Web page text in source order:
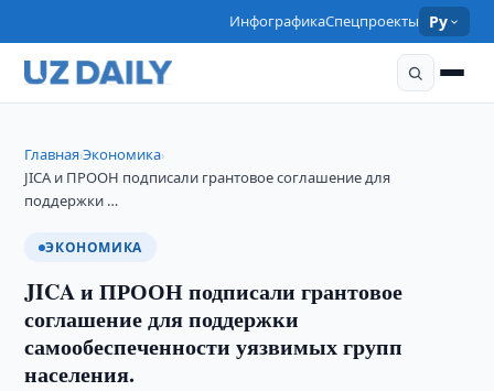
ИнфографикаСпецпроекты Ру
Главная›Экономика›
JICA и ПРООН подписали грантовое соглашение для
поддержки …
ЭКОНОМИКА
JICA и ПРООН подписали грантовое
соглашение для поддержки
самообеспеченности уязвимых групп
населения.